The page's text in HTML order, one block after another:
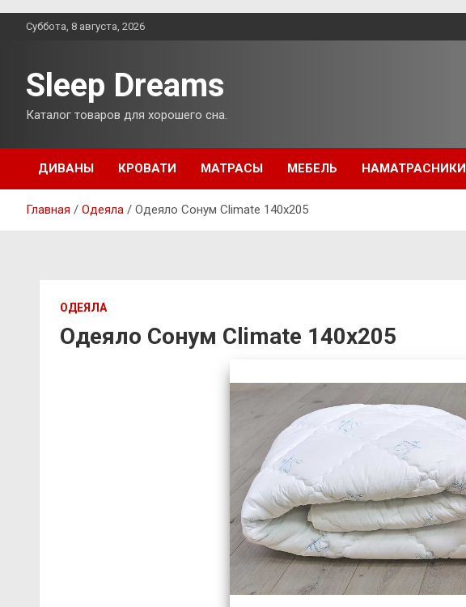
ПерейтиСуббота, 8 августа, 2026
Sleep Dreams
Каталог товаров для хорошего сна.
ДИВАНЫ КРОВАТИ МАТРАСЫ МЕБЕЛЬ НАМАТРАСНИКИ
Главная Одеяла Одеяло Сонум Climate 140х205
ОДЕЯЛА
Одеяло Сонум Climate 140х205